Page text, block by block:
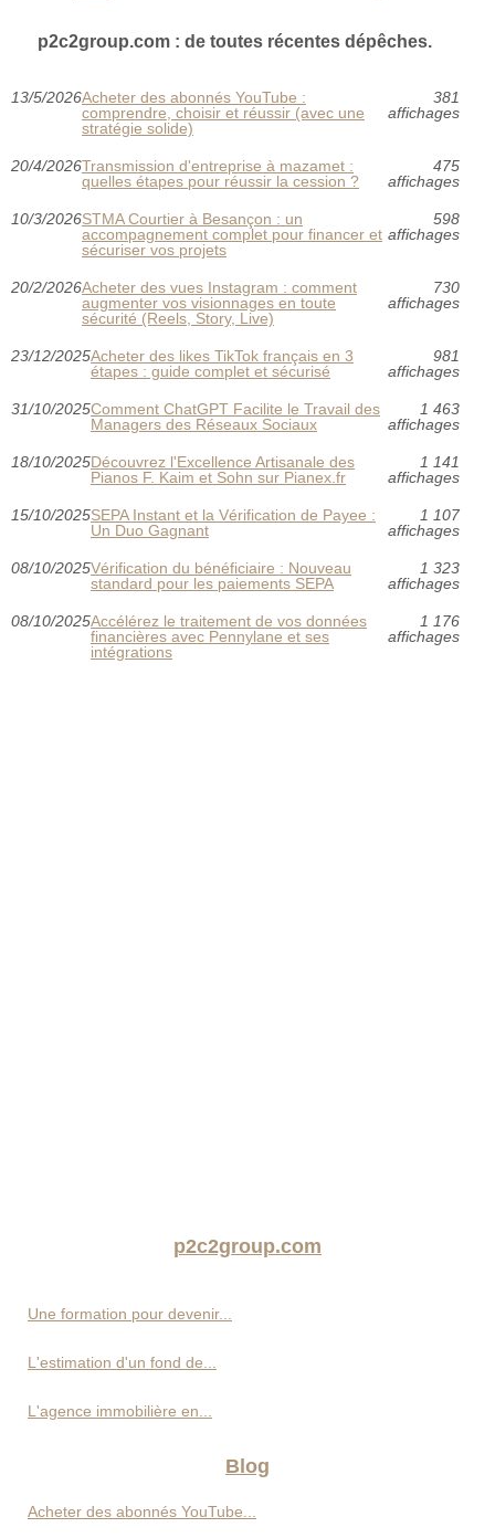
p2c2group.com : de toutes récentes dépêches.
13/5/2026Acheter des abonnés YouTube :
comprendre, choisir et réussir (avec une
stratégie solide)
381
affichages
20/4/2026Transmission d'entreprise à mazamet :
quelles étapes pour réussir la cession ?
475
affichages
10/3/2026STMA Courtier à Besançon : un
accompagnement complet pour financer et
sécuriser vos projets
598
affichages
20/2/2026Acheter des vues Instagram : comment
augmenter vos visionnages en toute
sécurité (Reels, Story, Live)
730
affichages
23/12/2025Acheter des likes TikTok français en 3
étapes : guide complet et sécurisé
981
affichages
31/10/2025Comment ChatGPT Facilite le Travail des
Managers des Réseaux Sociaux
1 463
affichages
18/10/2025Découvrez l'Excellence Artisanale des
Pianos F. Kaim et Sohn sur Pianex.fr
1 141
affichages
15/10/2025SEPA Instant et la Vérification de Payee :
Un Duo Gagnant
1 107
affichages
08/10/2025Vérification du bénéficiaire : Nouveau
standard pour les paiements SEPA
1 323
affichages
08/10/2025Accélérez le traitement de vos données
financières avec Pennylane et ses
intégrations
1 176
affichages
p2c2group.com
Une formation pour devenir...
L'estimation d'un fond de...
L'agence immobilière en...
Blog
Acheter des abonnés YouTube...